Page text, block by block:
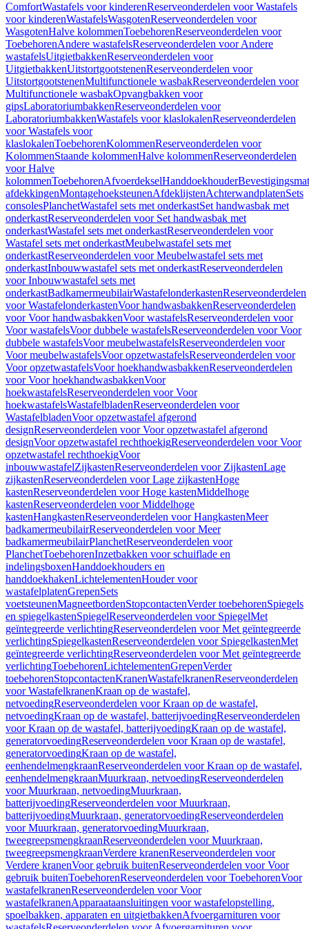
ComfortWastafels voor kinderenReserveonderdelen voor Wastafels
voor kinderenWastafelsWasgotenReserveonderdelen voor
WasgotenHalve kolommenToebehorenReserveonderdelen voor
ToebehorenAndere wastafelsReserveonderdelen voor Andere
wastafelsUitgietbakkenReserveonderdelen voor
UitgietbakkenUitstortgootstenenReserveonderdelen voor
UitstortgootstenenMultifunctionele wasbakReserveonderdelen voor
Multifunctionele wasbakOpvangbakken voor
gipsLaboratoriumbakkenReserveonderdelen voor
LaboratoriumbakkenWastafels voor klaslokalenReserveonderdelen
voor Wastafels voor
klaslokalenToebehorenKolommenReserveonderdelen voor
KolommenStaande kolommenHalve kolommenReserveonderdelen
voor Halve
kolommenToebehorenAfvoerdekselHanddoekhouder
afdekkingenMontagehoeksteunenAfdeklijstenAchterwandplatenSets
consolesPlanchetWastafel sets met onderkastSet handwasbak met
onderkastReserveonderdelen voor Set handwasbak met
onderkastWastafel sets met onderkastReserveonderdelen voor
Wastafel sets met onderkastMeubelwastafel sets met
onderkastReserveonderdelen voor Meubelwastafel sets met
onderkastInbouwwastafel sets met onderkastReserveonderdelen
voor Inbouwwastafel sets met
onderkastBadkamermeubilairWastafelonderkastenReserveonderdelen
voor WastafelonderkastenVoor handwasbakkenReserveonderdelen
voor Voor handwasbakkenVoor wastafelsReserveonderdelen voor
Voor wastafelsVoor dubbele wastafelsReserveonderdelen voor Voor
dubbele wastafelsVoor meubelwastafelsReserveonderdelen voor
Voor meubelwastafelsVoor opzetwastafelsReserveonderdelen voor
Voor opzetwastafelsVoor hoekhandwasbakkenReserveonderdelen
voor Voor hoekhandwasbakkenVoor
hoekwastafelsReserveonderdelen voor Voor
hoekwastafelsWastafelbladenReserveonderdelen voor
WastafelbladenVoor opzetwastafel afgerond
designReserveonderdelen voor Voor opzetwastafel afgerond
designVoor opzetwastafel rechthoekigReserveonderdelen voor Voor
opzetwastafel rechthoekigVoor
inbouwwastafelZijkastenReserveonderdelen voor ZijkastenLage
zijkastenReserveonderdelen voor Lage zijkastenHoge
kastenReserveonderdelen voor Hoge kastenMiddelhoge
kastenReserveonderdelen voor Middelhoge
kastenHangkastenReserveonderdelen voor HangkastenMeer
badkamermeubilairReserveonderdelen voor Meer
badkamermeubilairPlanchetReserveonderdelen voor
PlanchetToebehorenInzetbakken voor schuiflade en
indelingsboxenHanddoekhouders en
handdoekhakenLichtelementenHouder voor
wastafelplatenGrepenSets
voetsteunenMagneetbordenStopcontactenVerder toebehorenSpiegels
en spiegelkastenSpiegelReserveonderdelen voor SpiegelMet
geïntegreerde verlichtingReserveonderdelen voor Met geïntegreerde
verlichtingSpiegelkastenReserveonderdelen voor SpiegelkastenMet
geïntegreerde verlichtingReserveonderdelen voor Met geïntegreerde
verlichtingToebehorenLichtelementenGrepenVerder
toebehorenStopcontactenKranenWastafelkranenReserveonderdelen
voor WastafelkranenKraan op de wastafel,
netvoedingReserveonderdelen voor Kraan op de wastafel,
netvoedingKraan op de wastafel, batterijvoedingReserveonderdelen
voor Kraan op de wastafel, batterijvoedingKraan op de wastafel,
generatorvoedingReserveonderdelen voor Kraan op de wastafel,
generatorvoedingKraan op de wastafel,
eenhendelmengkraanReserveonderdelen voor Kraan op de wastafel,
eenhendelmengkraanMuurkraan, netvoedingReserveonderdelen
voor Muurkraan, netvoedingMuurkraan,
batterijvoedingReserveonderdelen voor Muurkraan,
batterijvoedingMuurkraan, generatorvoedingReserveonderdelen
voor Muurkraan, generatorvoedingMuurkraan,
tweegreepsmengkraanReserveonderdelen voor Muurkraan,
tweegreepsmengkraanVerdere kranenReserveonderdelen voor
Verdere kranenVoor gebruik buitenReserveonderdelen voor Voor
gebruik buitenToebehorenReserveonderdelen voor ToebehorenVoor
wastafelkranenReserveonderdelen voor Voor
wastafelkranenApparaataansluitingen voor wastafelopstelling,
spoelbakken, apparaten en uitgietbakkenAfvoergarnituren voor